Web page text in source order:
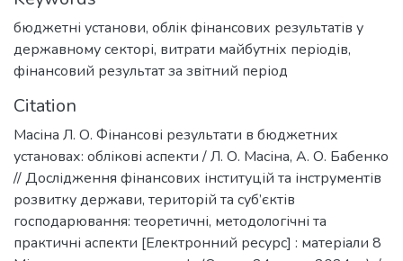
бюджетні установи, облік фінансових результатів у
державному секторі, витрати майбутніх періодів,
фінансовий результат за звітний період
Citation
Масіна Л. О. Фінансові результати в бюджетних
установах: облікові аспекти / Л. О. Масіна, А. О. Бабенко
// Дослідження фінансових інституцій та інструментів
розвитку держави, територій та суб’єктів
господарювання: теоретичні, методологічні та
практичні аспекти [Електронний ресурс] : матеріали 8